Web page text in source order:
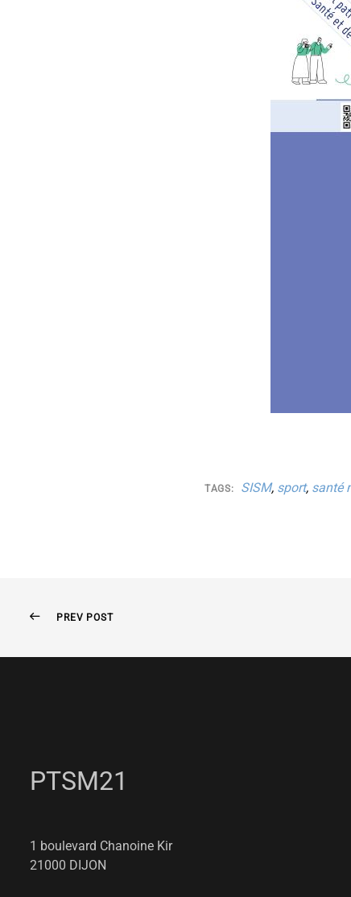
TAGS: SISM, sport, santé
PREV POST
PTSM21
1 boulevard Chanoine Kir
21000 DIJON